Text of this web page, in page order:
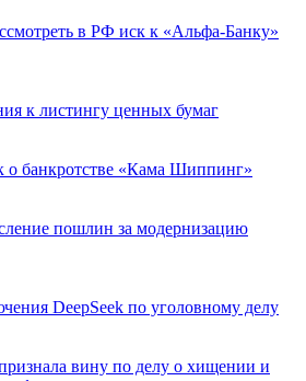
в РФ иск к «Альфа-Банку»
к листингу ценных бумаг
банкротстве «Кама Шиппинг»
пошлин за модернизацию
DeepSeek по уголовному делу
вину по делу о хищении и